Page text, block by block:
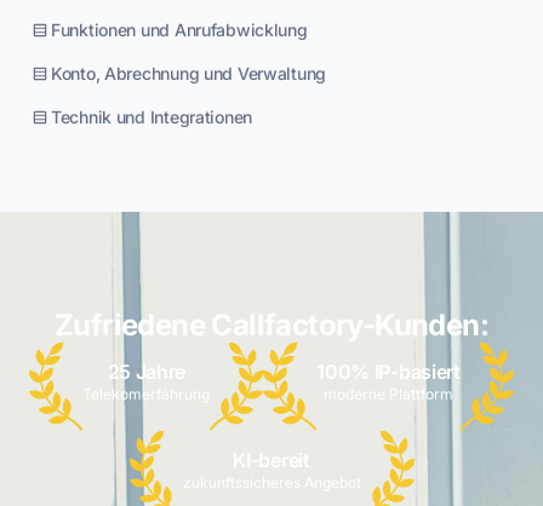
Funktionen und Anrufabwicklung
Konto, Abrechnung und Verwaltung
Technik und Integrationen
Zufriedene Callfactory-Kunden:
25 Jahre
Telekomerfahrung
100% IP-basiert
moderne Plattform
KI-bereit
zukunftssicheres Angebot